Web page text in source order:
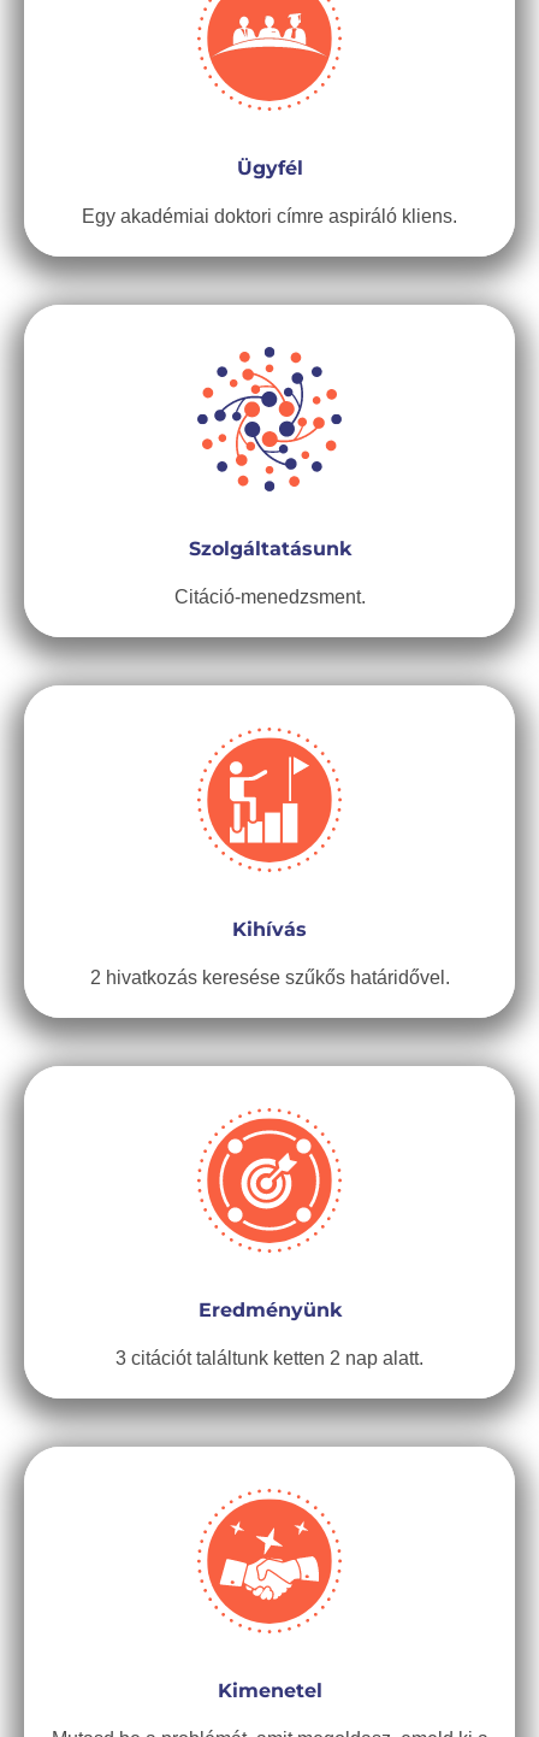
Ügyfél
Egy akadémiai doktori címre aspiráló kliens.
Szolgáltatásunk
Citáció-menedzsment.
Kihívás
2 hivatkozás keresése szűkős határidővel.
Eredményünk
3 citációt találtunk ketten 2 nap alatt.
Kimenetel